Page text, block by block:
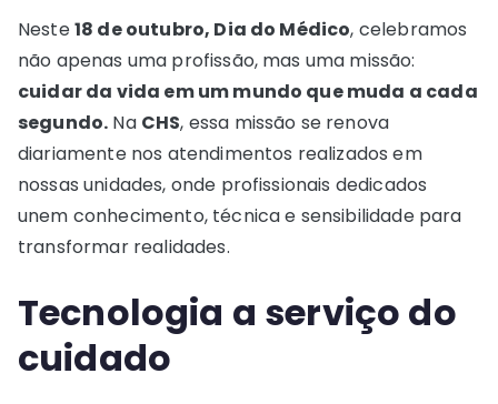
Neste18 de outubro, Dia do Médico, celebramos
não apenas uma profissão, mas uma missão:
cuidar da vida em um mundo que muda a cada
segundo. Na CHS, essa missão se renova
diariamente nos atendimentos realizados em
nossas unidades, onde profissionais dedicados
unem conhecimento, técnica e sensibilidade para
transformar realidades.
Tecnologia a serviço do
cuidado